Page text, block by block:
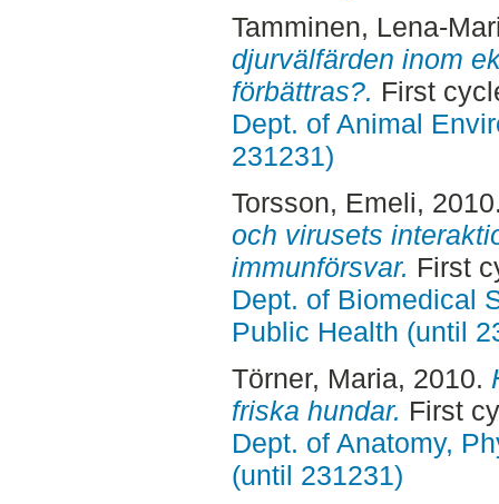
Tamminen, Lena-
djurvälfärden inom
förbättras?. First
Dept. of Animal
231231)
Torsson, Emeli,
och virusets
immunförsvar. First
Dept. of Biomedical
Public Health (until
Törner, Maria, 2010.
friska hundar. First
Dept. of Anatomy,
(until 231231)